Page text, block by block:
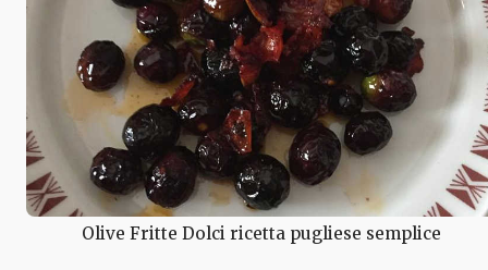
Olive Fritte Dolci ricetta pugliese semplice